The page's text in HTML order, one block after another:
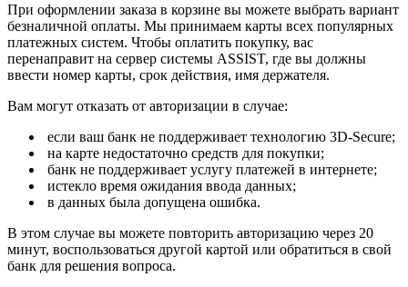
При оформлении заказа в корзине вы можете выбрать вариант
безналичной оплаты. Мы принимаем карты всех популярных
платежных систем. Чтобы оплатить покупку, вас
перенаправит на сервер системы ASSIST, где вы должны
ввести номер карты, срок действия, имя держателя.
Вам могут отказать от авторизации в случае:
если ваш банк не поддерживает технологию 3D-Secure;
на карте недостаточно средств для покупки;
банк не поддерживает услугу платежей в интернете;
истекло время ожидания ввода данных;
в данных была допущена ошибка.
В этом случае вы можете повторить авторизацию через 20
минут, воспользоваться другой картой или обратиться в свой
банк для решения вопроса.